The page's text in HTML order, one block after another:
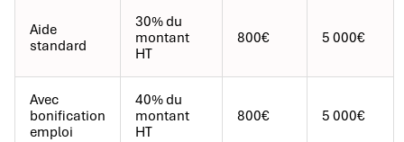
Aide
standard
30% du
montant
HT
800€ 5 000€
Avec
bonification
emploi
40% du
montant
HT
800€ 5 000€